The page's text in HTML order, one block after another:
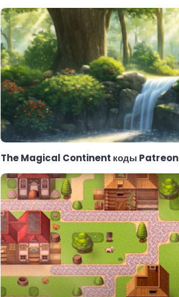
The Magical Continent коды Patreon